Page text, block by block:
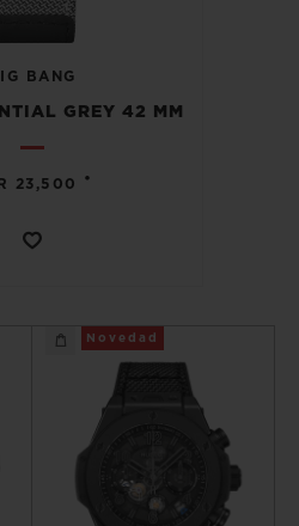
BANG
GREY 42 MM
23,500 •
Novedad
ENCONTRAR UNA